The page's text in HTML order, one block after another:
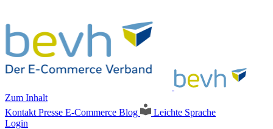
Zum Inhalt
Kontakt Presse E-Commerce Blog
Leichte Sprache
Login